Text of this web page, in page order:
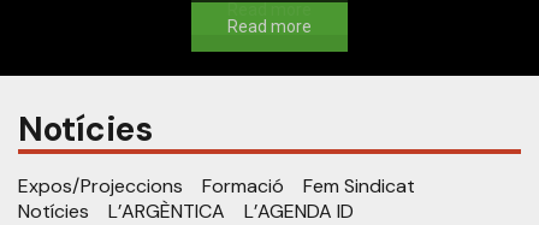
Read more
Notícies
Expos/Projeccions Formació
Fem Sindicat
Notícies
L’ARGÈNTICA L’AGENDA ID